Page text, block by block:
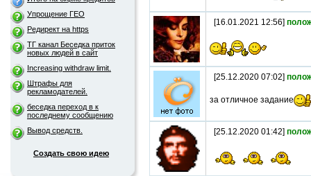
Упрощение ГЕО
Редирект на https
ТГ канал Беседка приток
новых людей в сайт
Increasing withdraw limit.
Штрафы для
рекламодателей.
беседка переход в к
последнему сообщению
Вывод средств.
Создать свою идею
[16.01.2021 12:56]
[25.12.2020 07:02]
за отличное задание
[25.12.2020 01:42]